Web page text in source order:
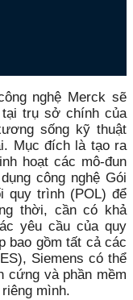
nghệ Merck sẽ
trụ sở chính của
sống kỹ thuật
Mục đích là tạo ra
hoạt các mô-đun
công nghệ Gói
quy trình (POL) để
thời, cần có khả
yêu cầu của quy
bao gồm tất cả các
Siemens có thể
cứng và phần mềm
mình.